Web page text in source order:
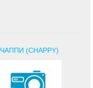
ЧАППИ (CHAPPY)